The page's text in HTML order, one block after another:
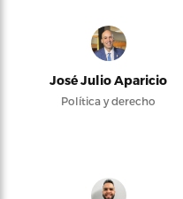
José Julio Aparicio
Política y derecho